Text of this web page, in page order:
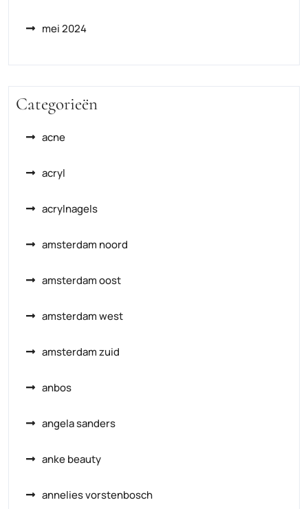
mei 2024
Categorieën
acne
acryl
acrylnagels
amsterdam noord
amsterdam oost
amsterdam west
amsterdam zuid
anbos
angela sanders
anke beauty
annelies vorstenbosch